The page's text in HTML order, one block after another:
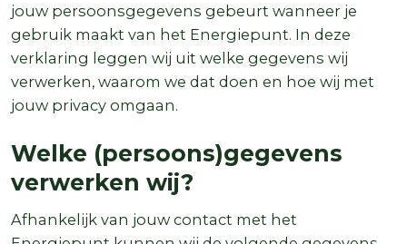
jouw persoonsgegevens gebeurt wanneer je
gebruik maakt van het Energiepunt. In deze
verklaring leggen wij uit welke gegevens wij
verwerken, waarom we dat doen en hoe wij met
jouw privacy omgaan.
Welke (persoons)gegevens
verwerken wij?
Afhankelijk van jouw contact met het